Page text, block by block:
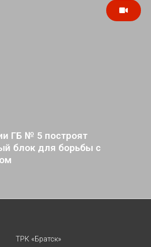
ГБ № 5 построят
блок для борьбы с
ТРК «Братск»